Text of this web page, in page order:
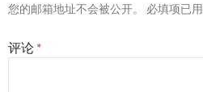
您的邮箱地址不会被公开。 必填项已用
评论 *